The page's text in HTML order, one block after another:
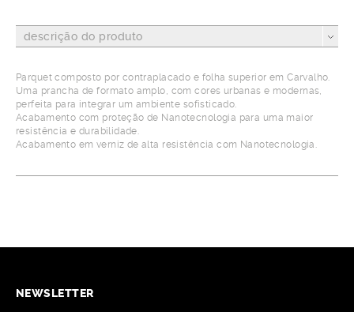
descrição do produto
Parquet composto por contraplacado e folha superior em Carvalho.
Uma prancha de formato amplo, com cores urbanas e modernas,
perfeita para integrar um ambiente sofisticado.
Acabamento com proteção de Nanotecnologia para uma maior
resistência e durabilidade.
Acabamento em verniz de alta resistência com Nanotecnologia.
NEWSLETTER